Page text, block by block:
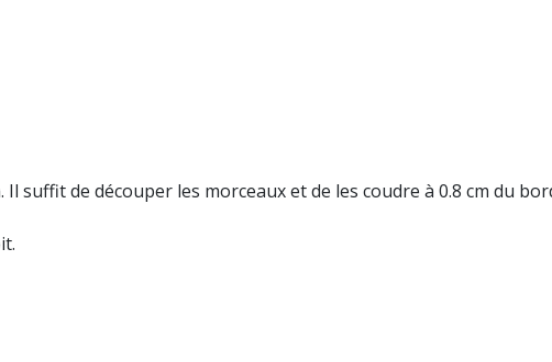
suffit de découper les morceaux et de les coudre à 0.8 cm du